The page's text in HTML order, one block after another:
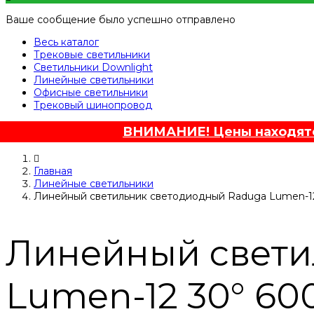
Ваше сообщение было успешно отправлено
Весь каталог
Трековые светильники
Светильники Downlight
Линейные светильники
Офисные светильники
Трековый шинопровод
ВНИМАНИЕ! Цены
Главная
Линейные светильники
Линейный светильник светодиодный Raduga Lumen-
Линейный
Lumen-12 30°